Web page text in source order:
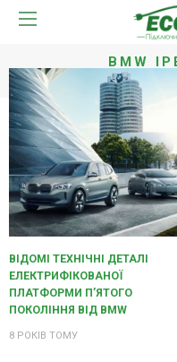
BMW
ВІДОМІ ТЕХНІЧНІ ДЕТАЛІ
ЕЛЕКТРИФІКОВАНОЇ
ПЛАТФОРМИ П’ЯТОГО
ПОКОЛІННЯ ВІД BMW
8 РОКІВ ТОМУ